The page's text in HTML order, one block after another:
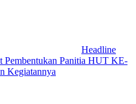
Headline
Pembentukan Panitia HUT KE-
Kegiatannya